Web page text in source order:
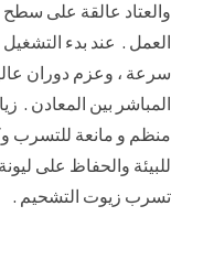
والعتاد عالقة على
العمل . عند بدء
سرعة ، وعزم دوران
المباشر بين المعادن .
منظم و مانعة للتسرب
للبيئة والحفاظ على
تسرب زيوت التشحيم .